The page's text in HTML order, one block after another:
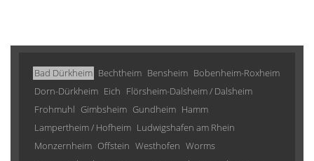
Bad Dürkheim Bechtheim Bensheim Bobenheim-Roxheim
Dorn-Dürkheim Eich Flörsheim-Dalsheim / Dalsheim
Frohmuhl Gimbsheim Gundheim Hamm
Lampertheim / Hofheim Ludwigshafen am Rhein
Monzernheim Offstein Westhofen Worms